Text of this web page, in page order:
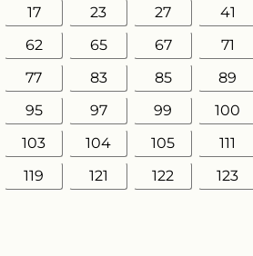
17 23 27 41
62
65 67 71
77
83 85 89
95
97 99 100
103
104 105 111
119
121 122 123